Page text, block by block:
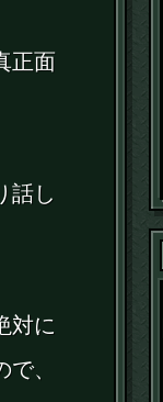
正面
話し
対に
、